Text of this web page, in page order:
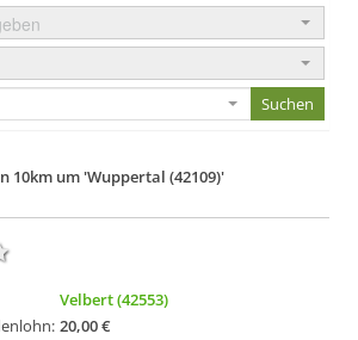
10km um 'Wuppertal (42109)'
Velbert (42553)
20,00 €